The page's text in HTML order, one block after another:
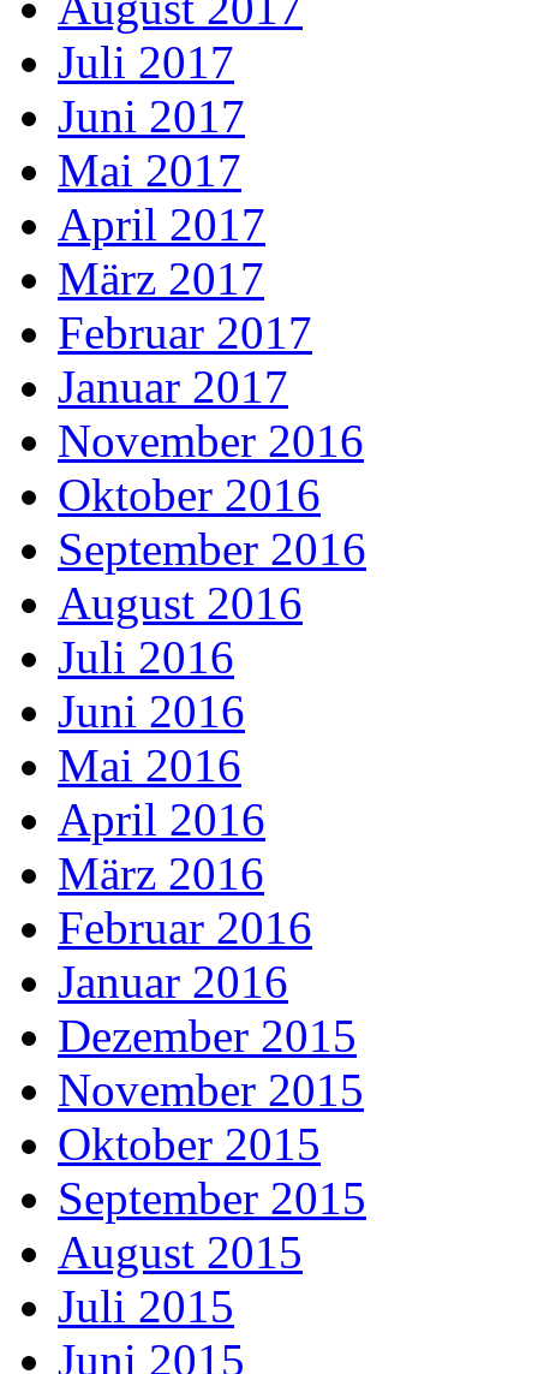
Juli 2017
Juni 2017
Mai 2017
April 2017
März 2017
Februar 2017
Januar 2017
November 2016
Oktober 2016
September 2016
August 2016
Juli 2016
Juni 2016
Mai 2016
April 2016
März 2016
Februar 2016
Januar 2016
Dezember 2015
November 2015
Oktober 2015
September 2015
August 2015
Juli 2015
Juni 2015